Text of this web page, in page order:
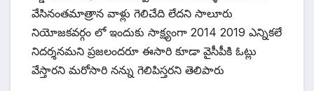
వేసినంతమాత్రాన వాళ్లు గెలిచేది లేదని సాలూరు
నియోజకవర్గం లో ఇందుకు సాక్ష్యంగా 2014 2019 ఎన్నికలే
నిదర్శనమని ప్రజలందరూ ఈసారి కూడా వైసీపీకి ఓట్లు
వేస్తారని మరోసారి నన్ను గెలిపిస్తరని తెలిపారు